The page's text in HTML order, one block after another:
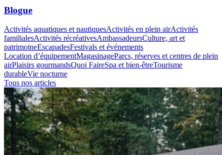
Blogue
Activités aquatiques et nautiquesActivités en plein airActivités
familialesActivités récréativesAmbassadeursCulture, art et
patrimoineEscapadesFestivals et événements
Location d’équipementMagasinageParcs, réserves et centres de plein
airPlaisirs gourmandsQuoi FaireSpa et bien-êtreTourisme
durableVie nocturne
Tous nos articles